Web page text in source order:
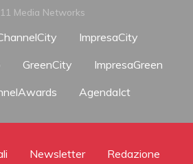
Media Networks
ImpresaCity
GreenCity
ImpresaGreen
AgendaIct
Newsletter Redazione